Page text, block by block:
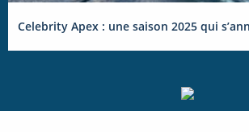
Celebrity Apex : une saison 2025 qui